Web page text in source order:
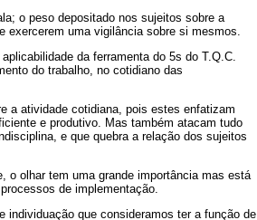
o peso depositado nos sujeitos sobre a
uma vigilância sobre si mesmos.
da ferramenta do 5s do T.Q.C.
do trabalho, no cotidiano das
a atividade cotidiana, pois estes enfatizam
e produtivo. Mas também atacam tudo
e que quebra a relação dos sujeitos
o olhar tem uma grande importância mas está
de implementação.
que consideramos ter a função de